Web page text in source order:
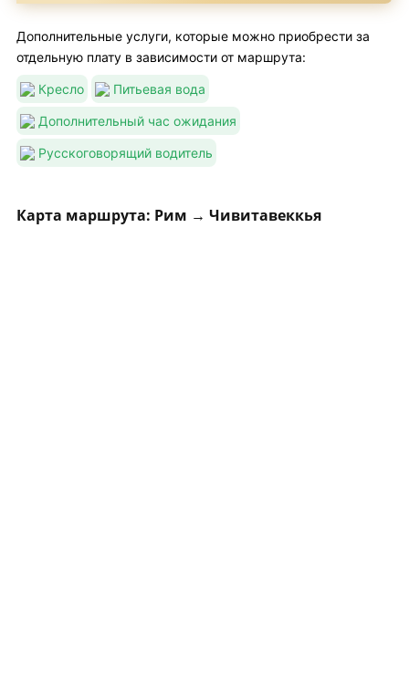
Дополнительные услуги, которые можно приобрести за
отдельную плату в зависимости от маршрута:
Кресло Питьевая вода
Дополнительный час ожидания
Русскоговорящий водитель
Карта маршрута: Рим → Чивитавеккья